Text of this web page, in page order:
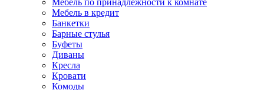
Мебель по принадлежности к комнате
Мебель в кредит
Банкетки
Барные стулья
Буфеты
Диваны
Кресла
Кровати
Комоды